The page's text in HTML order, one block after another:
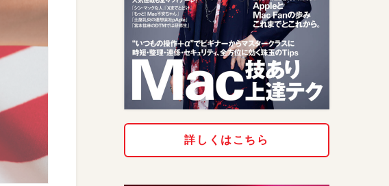
詳しくはこちら